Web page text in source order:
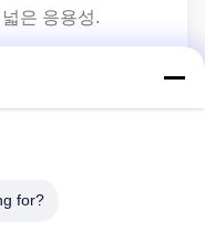
은 응용성.
끼도록, 공정 파라
수하기 위한 특별
for?